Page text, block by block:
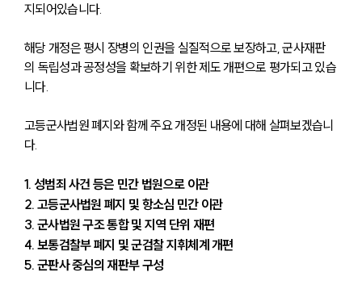
지되어있습니다.
해당 개정은 평시 장병의 인권을 실질적으로 보장하고, 군사재판
의 독립성과 공정성을 확보하기 위한 제도 개편으로 평가되고 있습
니다.
고등군사법원 폐지와 함께 주요 개정된 내용에 대해 살펴보겠습니
다.
1. 성범죄 사건 등은 민간 법원으로 이관
2. 고등군사법원 폐지 및 항소심 민간 이관
3. 군사법원 구조 통합 및 지역 단위 재편
4. 보통검찰부 폐지 및 군검찰 지휘체계 개편
5. 군판사 중심의 재판부 구성